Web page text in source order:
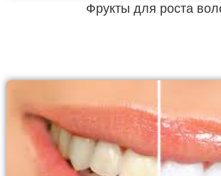
Фрукты для роста